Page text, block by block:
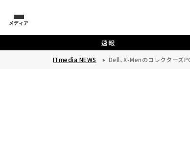
メディア
速報
ITmedia NEWS Dell、X-Menのコレクターズ